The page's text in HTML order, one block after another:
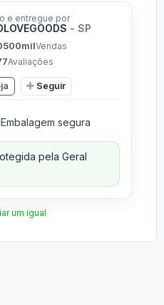
e entregue por
- SP
Vendas
Avaliações
Seguir
Embalagem segura
pela Geral
um igual